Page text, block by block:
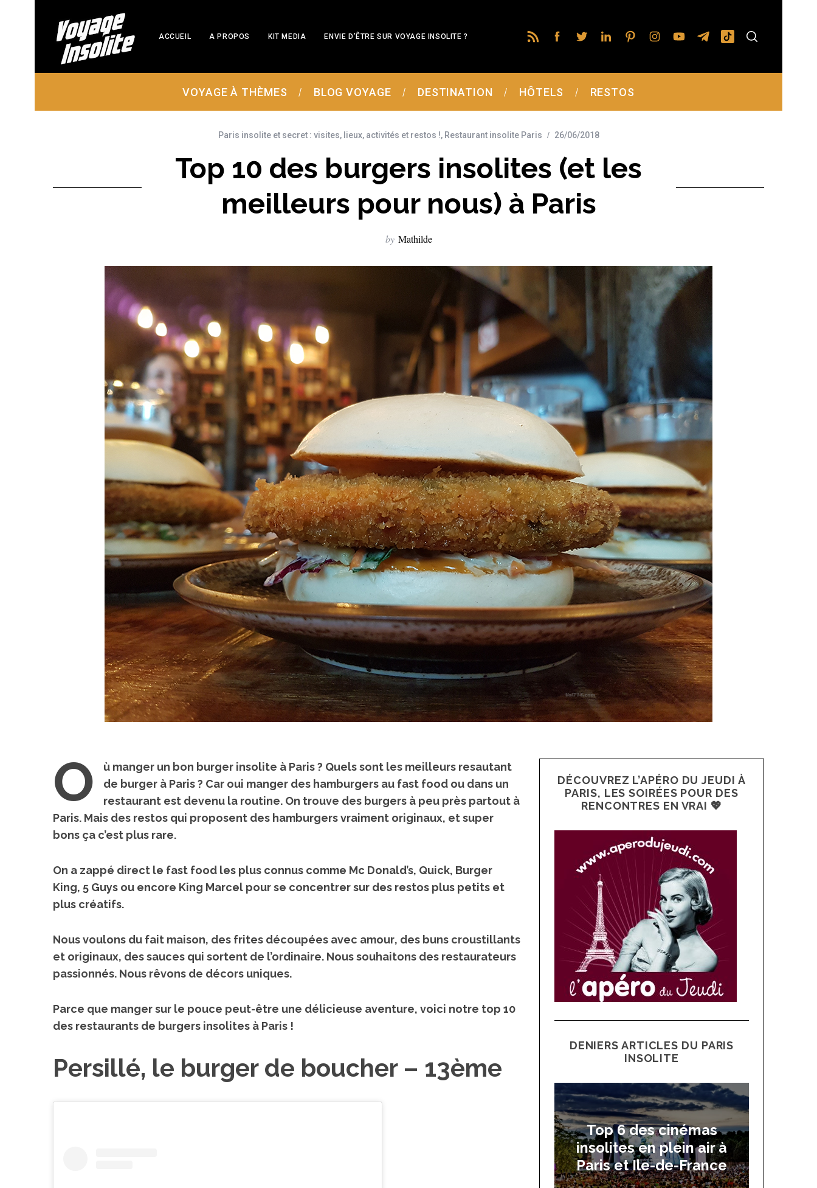
ACCUEIL A PROPOS KIT MEDIA ENVIE D’ÊTRE SUR VOYAGE INSOLITE ?
VOYAGE À THÈMES BLOG VOYAGE DESTINATION HÔTELS RESTOS
Paris insolite et secret : visites, lieux, activités et restos !, Restaurant insolite Paris 26/06/2018
Top 10 des burgers insolites (et les
meilleurs pour nous) à Paris
by Mathilde
O
ù manger un bon burger insolite à Paris ? Quels sont les meilleurs resautant
de burger à Paris ? Car oui manger des hamburgers au fast food ou dans un
restaurant est devenu la routine. On trouve des burgers à peu près partout à
Paris. Mais des restos qui proposent des hamburgers vraiment originaux, et super
bons ça c’est plus rare.
On a zappé direct le fast food les plus connus comme Mc Donald’s, Quick, Burger
King, 5 Guys ou encore King Marcel pour se concentrer sur des restos plus petits et
plus créatifs.
Nous voulons du fait maison, des frites découpées avec amour, des buns croustillants
et originaux, dessauces qui sortent de l’ordinaire. Nous souhaitons des restaurateurs
passionnés. Nous rêvons de décors uniques.
Parce que manger sur le pouce peut-être une délicieuse aventure, voici notre top 10
des restaurants de burgers insolites à Paris !
Persillé, le burger de boucher – 13ème
DÉCOUVREZ L’APÉRO DU JEUDI À
PARIS, LES SOIRÉES POUR DES
RENCONTRES EN VRAI 💖
DENIERS ARTICLES DU PARIS
INSOLITE
Top 6 des cinémas
insolites en plein air à
Paris et Ile-de-France